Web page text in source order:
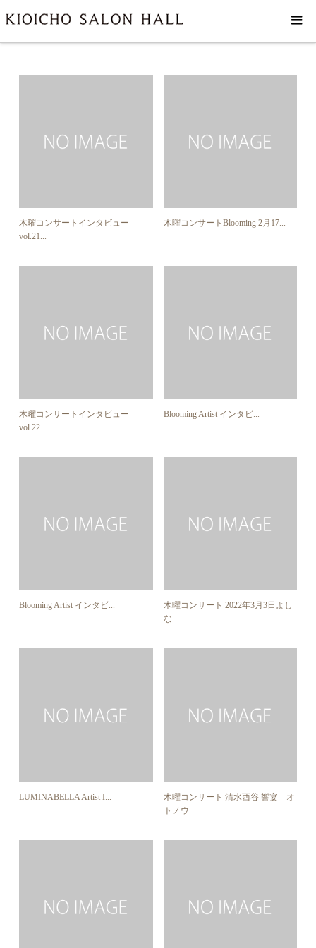
木曜コンサートインタビュー
vol.21...
木曜コンサートBlooming 2月17...
木曜コンサートインタビュー
vol.22...
Blooming Artist インタビ...
Blooming Artist インタビ...
木曜コンサート 2022年3月3日よし
な...
LUMINABELLA Artist I...
木曜コンサート 清水西谷 響宴 オ
トノウ...